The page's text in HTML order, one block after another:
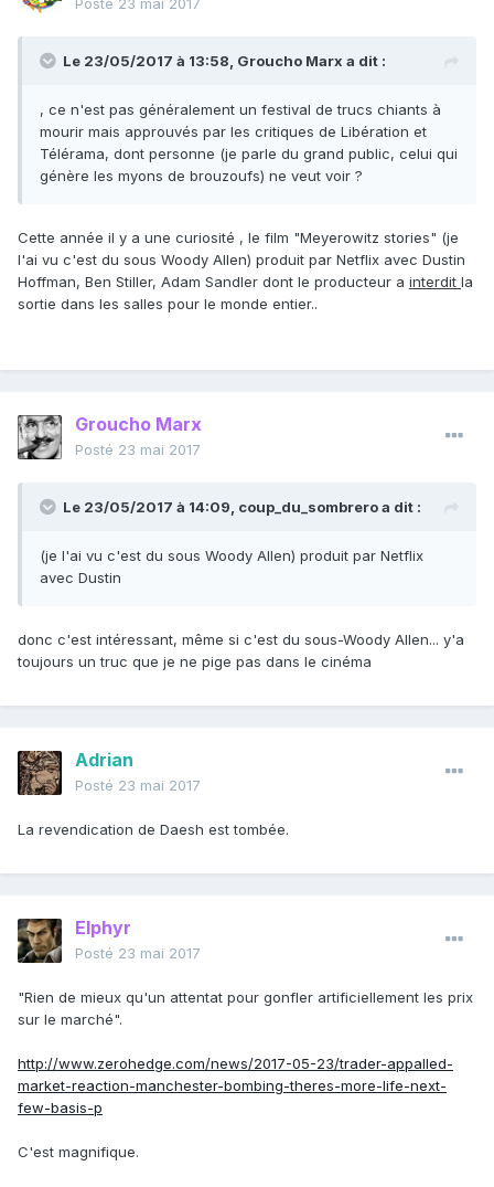
Posté 23 mai 2017
Le 23/05/2017 à 13:58, Groucho Marx a dit :
, ce n'est pas généralement un festival de trucs chiants à
mourir mais approuvés par les critiques de Libération et
Télérama, dont personne (je parle du grand public, celui qui
génère les myons de brouzoufs) ne veut voir ?
Cette année il y a une curiosité , le film "Meyerowitz stories" (je
l'ai vu c'est du sous Woody Allen) produit par Netflix avec Dustin
Hoffman, Ben Stiller, Adam Sandler dont le producteur a interdit la
sortie dans les salles pour le monde entier..
Groucho Marx
Posté 23 mai 2017
Le 23/05/2017 à 14:09, coup_du_sombreroa dit :
(je l'ai vu c'est du sous Woody Allen) produit par Netflix
avec Dustin
donc c'est intéressant, même si c'est du sous-Woody Allen... y'a
toujours un truc que je ne pige pas dans le cinéma
Adrian
Posté 23 mai 2017
La revendication de Daesh est tombée.
Elphyr
Posté 23 mai 2017
"Rien de mieux qu'un attentat pour gonfler artificiellement les prix
sur le marché".
http://www.zerohedge.com/news/2017-05-23/trader-appalled-
market-reaction-manchester-bombing-theres-more-life-next-
few-basis-p
C'est magnifique.